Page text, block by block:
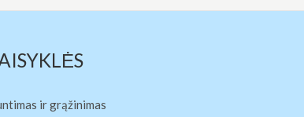
ir grąžinimas